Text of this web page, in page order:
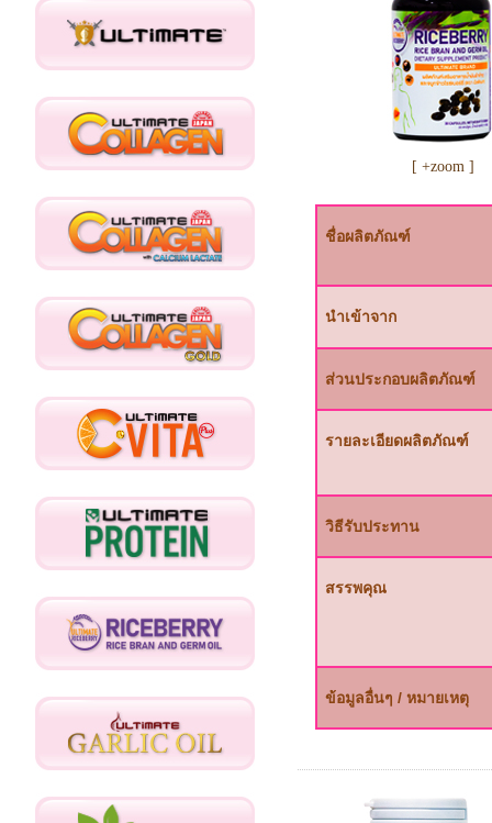
[ +zoom ]
ชื่อผลิตภัณฑ์
นำเข้าจาก
ส่วนประกอบผลิตภัณฑ์
รายละเอียดผลิตภัณฑ์
วิธีรับประทาน
สรรพคุณ
ข้อมูลอื่นๆ / หมายเหตุ